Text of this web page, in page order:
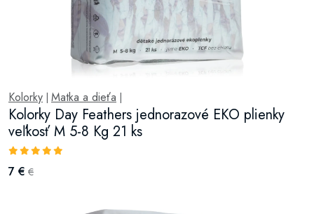
Kolorky Matka a dieťa
Kolorky Day Feathers jednorazové EKO plienky
veľkosť M 5-8 Kg 21 ks
7 € €